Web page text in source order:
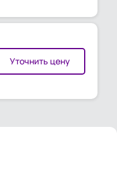
Уточнить цену